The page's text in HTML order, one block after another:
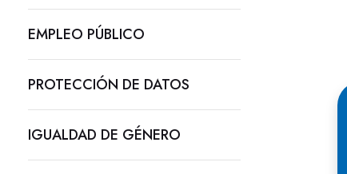
EMPLEO PÚBLICO
PROTECCIÓN DE DATOS
IGUALDAD DE GÉNERO